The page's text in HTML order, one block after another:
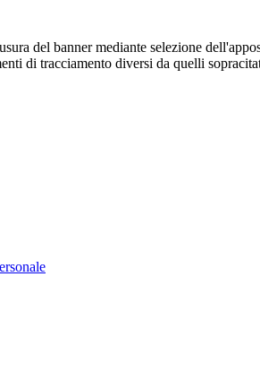
del banner mediante selezione
di tracciamento diversi da quelli